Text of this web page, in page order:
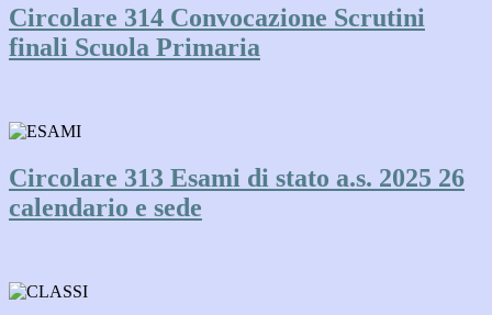
Circolare 314 Convocazione Scrutini
finali Scuola Primaria
Circolare 313 Esami di stato a.s. 2025 26
calendario e sede